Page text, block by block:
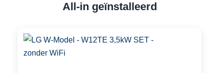
All-in geïnstalleerd